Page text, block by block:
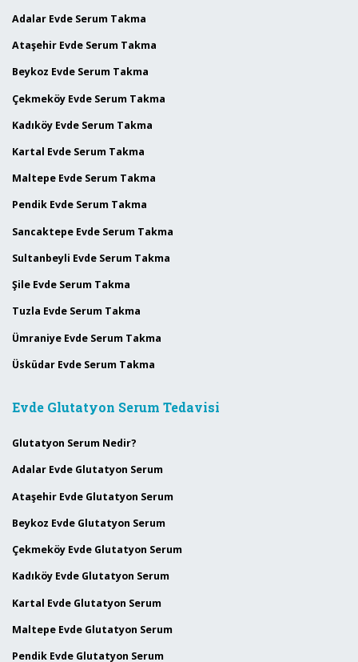
Adalar Evde Serum Takma
Ataşehir Evde Serum Takma
Beykoz Evde Serum Takma
Çekmeköy Evde Serum Takma
Kadıköy Evde Serum Takma
Kartal Evde Serum Takma
Maltepe Evde Serum Takma
Pendik Evde Serum Takma
Sancaktepe Evde Serum Takma
Sultanbeyli Evde Serum Takma
Şile Evde Serum Takma
Tuzla Evde Serum Takma
Ümraniye Evde Serum Takma
Üsküdar Evde Serum Takma
Evde Glutatyon Serum Tedavisi
Glutatyon Serum Nedir?
Adalar Evde Glutatyon Serum
Ataşehir Evde Glutatyon Serum
Beykoz Evde Glutatyon Serum
Çekmeköy Evde Glutatyon Serum
Kadıköy Evde Glutatyon Serum
Kartal Evde Glutatyon Serum
Maltepe Evde Glutatyon Serum
Pendik Evde Glutatyon Serum